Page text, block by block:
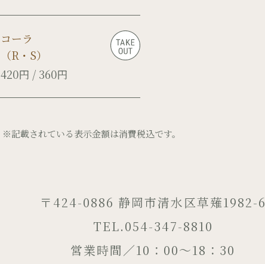
コーラ
（R・S）
420円 / 360円
※記載されている表示金額は消費税込です。
〒424-0886 静岡市清水区草薙1982-6
TEL.054-347-8810
営業時間／10：00～18：30